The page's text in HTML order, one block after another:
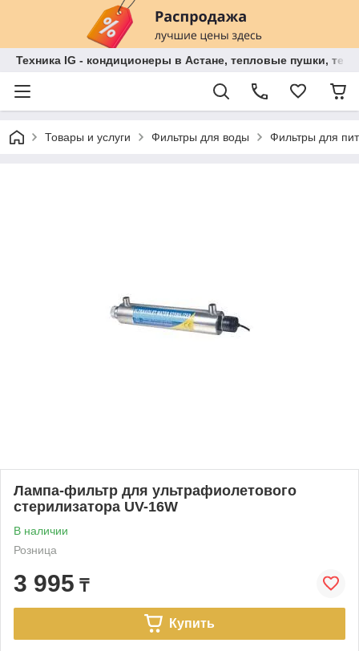
Техника IG - кондиционеры в Астане, тепловые пушки,
Товары и услуги Фильтры для воды Фильтры для
Лампа-фильтр для ультрафиолетового
стерилизатора UV-16W
В наличии
Розница
3 995 ₸
Купить